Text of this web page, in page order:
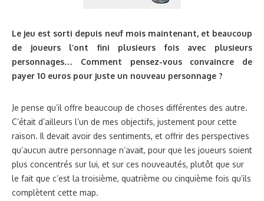
Le jeu est sorti depuis neuf mois maintenant, et beaucoup
de joueurs l’ont fini plusieurs fois avec plusieurs
personnages… Comment pensez-vous convaincre de
payer 10 euros pour juste un nouveau personnage ?
Je pense qu’il offre beaucoup de choses différentes des autre.
C’était d’ailleurs l’un de mes objectifs, justement pour cette
raison. Il devait avoir des sentiments, et offrir des perspectives
qu’aucun autre personnage n’avait, pour que les joueurs soient
plus concentrés sur lui, et sur ces nouveautés, plutôt que sur
le fait que c’est la troisième, quatrième ou cinquième fois qu’ils
complètent cette map.